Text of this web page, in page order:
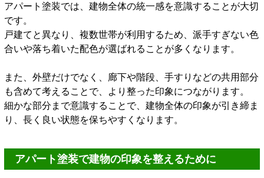
アパート塗装では、建物全体の統一感を意識することが大切
です。
戸建てと異なり、複数世帯が利用するため、派手すぎない色
合いや落ち着いた配色が選ばれることが多くなります。
また、外壁だけでなく、廊下や階段、手すりなどの共用部分
も含めて考えることで、より整った印象につながります。
細かな部分まで意識することで、建物全体の印象が引き締ま
り、長く良い状態を保ちやすくなります。
アパート塗装で建物の印象を整えるために